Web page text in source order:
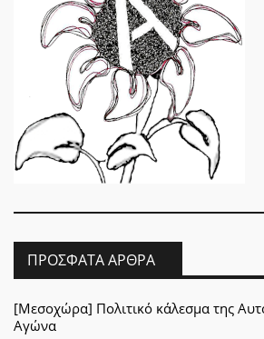
ΠΡΌΣΦΑΤΑ ΆΡΘΡΑ
[Μεσοχώρα] Πολιτικό κάλεσμα της
Αγώνα